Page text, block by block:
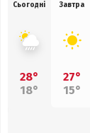
Сьогодні
28°
18°
Завтра
27°
15°